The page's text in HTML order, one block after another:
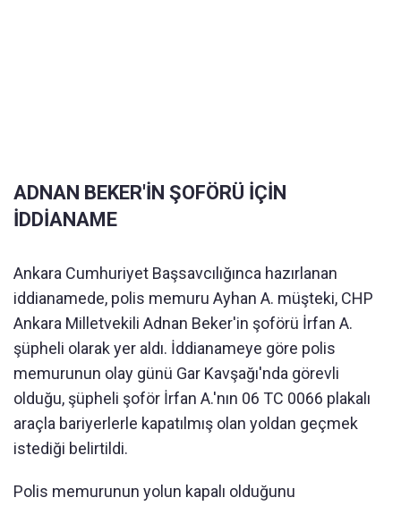
ADNAN BEKER'İN ŞOFÖRÜ İÇİN
İDDİANAME
Ankara Cumhuriyet Başsavcılığınca hazırlanan
iddianamede, polis memuru Ayhan A. müşteki, CHP
Ankara Milletvekili Adnan Beker'in şoförü İrfan A.
şüpheli olarak yer aldı. İddianameye göre polis
memurunun olay günü Gar Kavşağı'nda görevli
olduğu, şüpheli şoför İrfan A.'nın 06 TC 0066 plakalı
araçla bariyerlerle kapatılmış olan yoldan geçmek
istediği belirtildi.
Polis memurunun yolun kapalı olduğunu